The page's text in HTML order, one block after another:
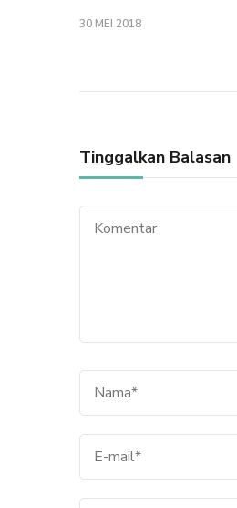
30 MEI 2018
Tinggalkan Balasan